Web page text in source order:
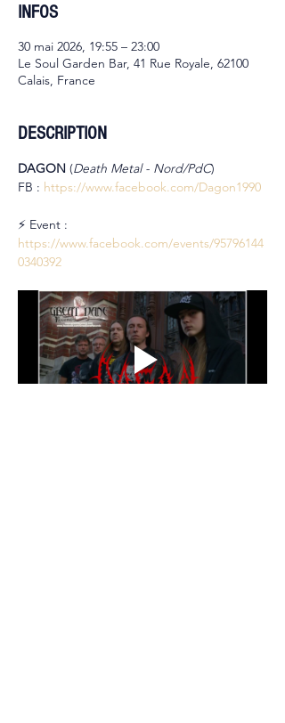
INFOS
30 mai 2026, 19:55 – 23:00
Le Soul Garden Bar, 41 Rue Royale, 62100
Calais, France
DESCRIPTION
DAGON (Death Metal - Nord/PdC)
FB : https://www.facebook.com/Dagon1990
⚡ Event :
https://www.facebook.com/events/95796144
0340392